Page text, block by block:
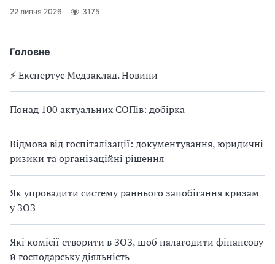
Головне
⚡️ Експертус Медзаклад. Новини
Понад 100 актуальних СОПів: добірка
Відмова від госпіталізації: документування, юридичні
ризики та організаційні рішення
Як упровадити систему раннього запобігання кризам
у ЗОЗ
Які комісії створити в ЗОЗ, щоб налагодити фінансову
й господарську діяльність
22 липня 2026 3175